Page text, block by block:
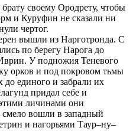
своему Ородрету, чтобы
и Куруфин не сказали ни
чертог.
вышли из Нарготронда. С
по берегу Нарога до
У подножия Теневого
орков и под покровом тьмы
единого и забрали их
придал себе и
личинами они
смело вошли в западный
и нагорьями Таур–ну–